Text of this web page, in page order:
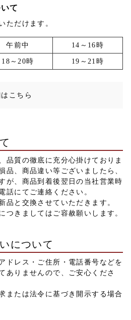
て
ただけます。
午前中 14～16時
18～20時 19～21時
こちら
品質の徹底に充分心掛けておりま
品、商品違い等ございましたら、
が、商品到着後翌日の当社営業時
話にてご連絡ください。
品と交換させていただきます。
つきましてはご容赦願いします。
について
ドレス・ご住所・電話番号などを
ありませんので、ご安心くださ
または法令に基づき開示する場合